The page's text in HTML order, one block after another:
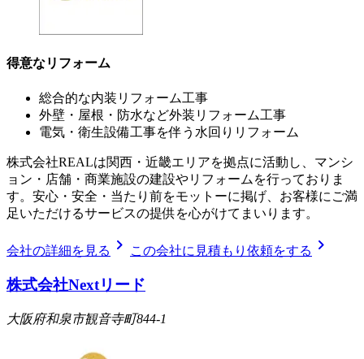
得意なリフォーム
総合的な内装リフォーム工事
外壁・屋根・防水など外装リフォーム工事
電気・衛生設備工事を伴う水回りリフォーム
株式会社REALは関西・近畿エリアを拠点に活動し、マンシ
ョン・店舗・商業施設の建設やリフォームを行っておりま
す。安心・安全・当たり前をモットーに掲げ、お客様にご満
足いただけるサービスの提供を心がけてまいります。
会社の詳細を見る chevron_right この会社に見積もり依頼をする chevron_right
株式会社Nextリード
大阪府和泉市観音寺町844-1